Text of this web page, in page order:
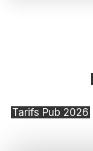
Tarifs Pub 2026